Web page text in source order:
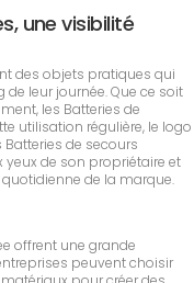
une visibilité
des objets pratiques qui
leur journée. Que ce soit
les Batteries de
utilisation régulière, le logo
de secours
de son propriétaire et
de la marque.
offrent une grande
peuvent choisir